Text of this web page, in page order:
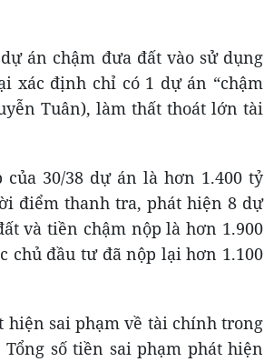
án chậm đưa đất vào sử dụng
xác định chỉ có 1 dự án “chậm
Tuân), làm thất thoát lớn tài
30/38 dự án là hơn 1.400 tỷ
điểm thanh tra, phát hiện 8 dự
và tiền chậm nộp là hơn 1.900
chủ đầu tư đã nộp lại hơn 1.100
hiện sai phạm về tài chính trong
số tiền sai phạm phát hiện